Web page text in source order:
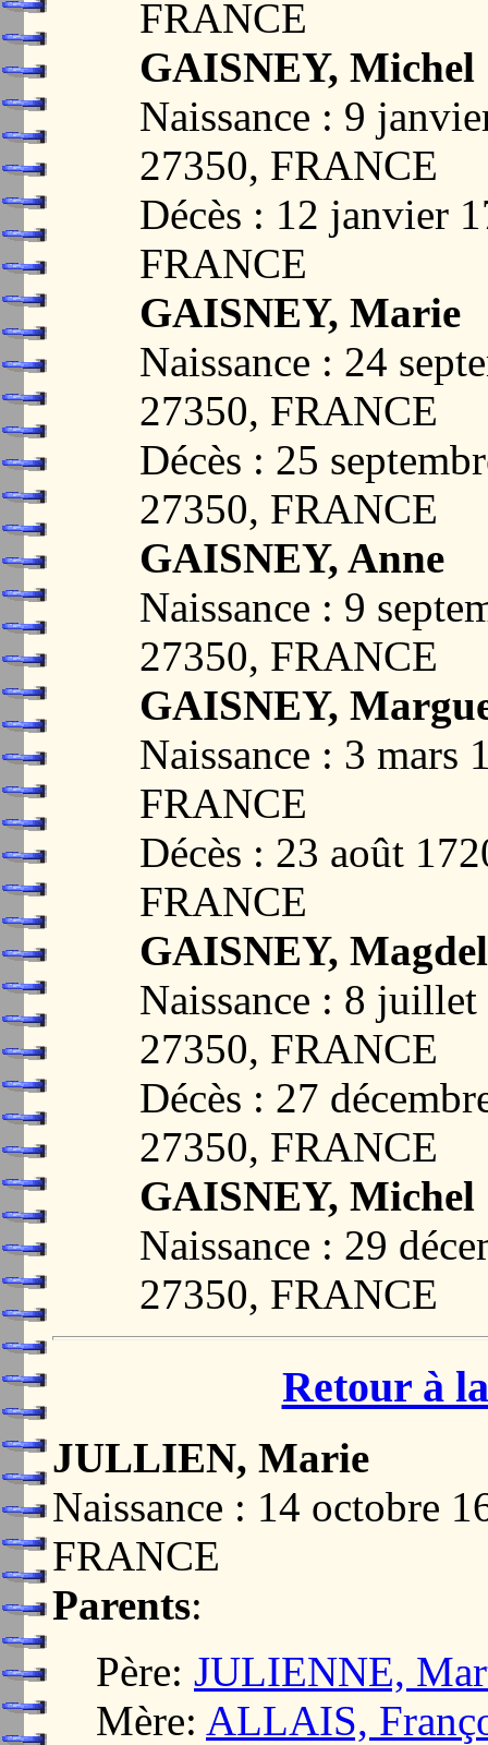
FRANCE
GAISNEY, Michel
Naissance : 9
27350, FRANCE
Décès : 12 janvier
FRANCE
GAISNEY, Marie
Naissance : 24
27350, FRANCE
Décès : 25
27350, FRANCE
GAISNEY, Anne
Naissance : 9
27350, FRANCE
GAISNEY,
Naissance : 3 mars
FRANCE
Décès : 23 août
FRANCE
GAISNEY,
Naissance : 8
27350, FRANCE
Décès : 27
27350, FRANCE
GAISNEY, Michel
Naissance : 29
27350, FRANCE
Retour à
JULLIEN, Marie
Naissance : 14 octobre
FRANCE
Parents:
Père: JULIENNE,
Mère: ALLAIS,